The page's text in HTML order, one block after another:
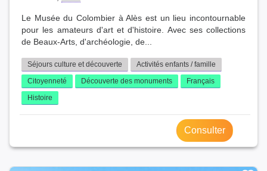
Le Musée du Colombier à Alès est un lieu incontournable
pour les amateurs d'art et d'histoire. Avec ses collections
de Beaux-Arts, d'archéologie, de...
Séjours culture et découverte
Activités enfants / famille
Citoyenneté
Découverte des monuments
Français
Histoire
Consulter